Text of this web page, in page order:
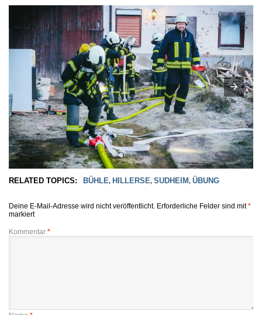
RELATED TOPICS: BÜHLE, HILLERSE, SUDHEIM, ÜBUNG
Deine E-Mail-Adresse wird nicht veröffentlicht. Erforderliche Felder sind mit*
markiert
Kommentar *